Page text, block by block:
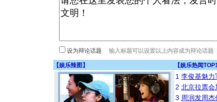
设为辩论话题
【娱乐辣图 】 【娱乐热闻
1 李俊基魅力
2 北京拉票
3 周润发周